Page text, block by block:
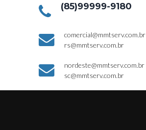
ELEVADORES – PREPARAÇÃO DE
(85)99999-9180
comercial@mmtserv.com.br
rs@mmtserv.com.br
nordeste@mmtserv.com.br
sc@mmtserv.com.br